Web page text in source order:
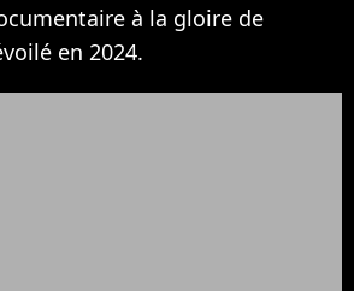
à la gloire de
en 2024.